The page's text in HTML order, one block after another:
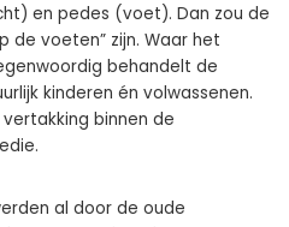
en pedes (voet). Dan zou de
de voeten” zijn. Waar het
behandelt de
kinderen én volwassenen.
binnen de
al door de oude